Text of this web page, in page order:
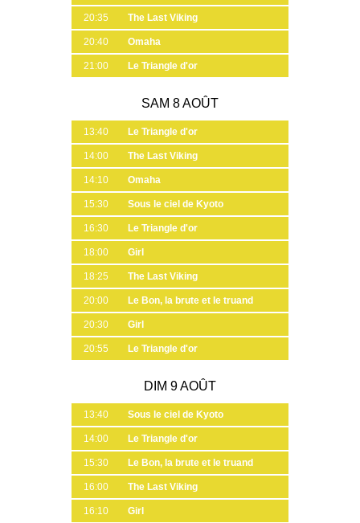
20:35 The Last Viking
20:40 Omaha
21:00 Le Triangle d'or
SAM 8 AOÛT
13:40 Le Triangle d'or
14:00 The Last Viking
14:10 Omaha
15:30 Sous le ciel de Kyoto
16:30 Le Triangle d'or
18:00 Girl
18:25 The Last Viking
20:00 Le Bon, la brute et le truand
20:30 Girl
20:55 Le Triangle d'or
DIM 9 AOÛT
13:40 Sous le ciel de Kyoto
14:00 Le Triangle d'or
15:30 Le Bon, la brute et le truand
16:00 The Last Viking
16:10 Girl